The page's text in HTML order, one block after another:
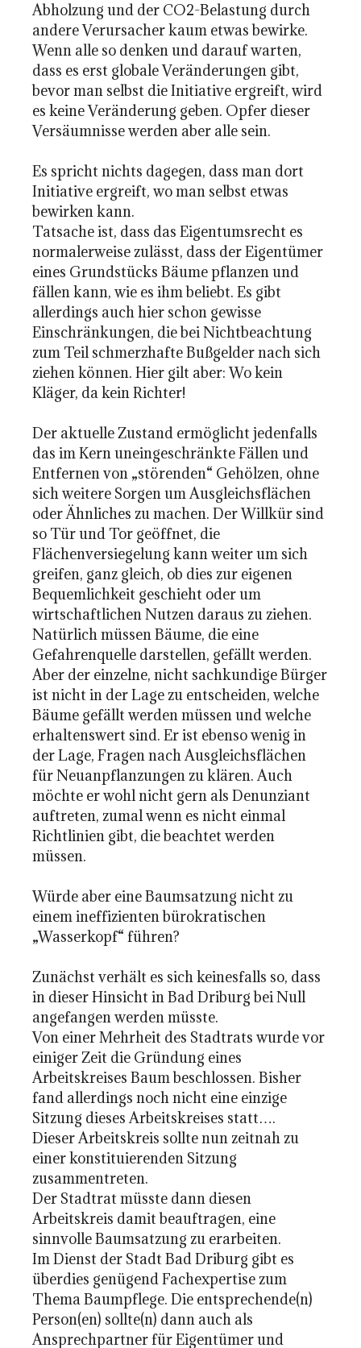
Abholzung und der CO2-Belastung durch
andere Verursacher kaum etwas bewirke.
Wenn alle so denken und darauf warten,
dass es erst globale Veränderungen gibt,
bevor man selbst die Initiative ergreift, wird
es keine Veränderung geben. Opfer dieser
Versäumnisse werden aber alle sein.
Es spricht nichts dagegen, dass man dort
Initiative ergreift, wo man selbst etwas
bewirken kann.
Tatsache ist, dass das Eigentumsrecht es
normalerweise zulässt, dass der Eigentümer
eines Grundstücks Bäume pflanzen und
fällen kann, wie es ihm beliebt. Es gibt
allerdings auch hier schon gewisse
Einschränkungen, die bei Nichtbeachtung
zum Teil schmerzhafte Bußgelder nach sich
ziehen können. Hier gilt aber: Wo kein
Kläger, da kein Richter!
Der aktuelle Zustand ermöglicht jedenfalls
das im Kern uneingeschränkte Fällen und
Entfernen von „störenden“ Gehölzen, ohne
sich weitere Sorgen um Ausgleichsflächen
oder Ähnliches zu machen. Der Willkür sind
so Tür und Tor geöffnet, die
Flächenversiegelung kann weiter um sich
greifen, ganz gleich, ob dies zur eigenen
Bequemlichkeit geschieht oder um
wirtschaftlichen Nutzen daraus zu ziehen.
Natürlich müssen Bäume, die eine
Gefahrenquelle darstellen, gefällt werden.
Aber der einzelne, nicht sachkundige Bürger
ist nicht in der Lage zu entscheiden, welche
Bäume gefällt werden müssen und welche
erhaltenswert sind. Er ist ebenso wenig in
der Lage, Fragen nach Ausgleichsflächen
für Neuanpflanzungen zu klären. Auch
möchte er wohl nicht gern als Denunziant
auftreten, zumal wenn es nicht einmal
Richtlinien gibt, die beachtet werden
müssen.
Würde aber eine Baumsatzung nicht zu
einem ineffizienten bürokratischen
„Wasserkopf“ führen?
Zunächst verhält es sich keinesfalls so, dass
in dieser Hinsicht in Bad Driburg bei Null
angefangen werden müsste.
Von einer Mehrheit des Stadtrats wurde vor
einiger Zeit die Gründung eines
Arbeitskreises Baum beschlossen. Bisher
fand allerdings noch nicht eine einzige
Sitzung dieses Arbeitskreises statt….
Dieser Arbeitskreis sollte nun zeitnah zu
einer konstituierenden Sitzung
zusammentreten.
Der Stadtrat müsste dann diesen
Arbeitskreis damit beauftragen, eine
sinnvolle Baumsatzung zu erarbeiten.
Im Dienst der Stadt Bad Driburg gibt es
überdies genügend Fachexpertise zum
Thema Baumpflege. Die entsprechende(n)
Person(en) sollte(n) dann auch als
Ansprechpartner für Eigentümer und